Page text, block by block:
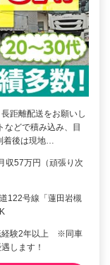
距離配送をお願いし
などで積み込み、目
着後は現地…
57万円（頑張り次
122号線「蓮田岩槻
経験2年以上 ※同車
します！